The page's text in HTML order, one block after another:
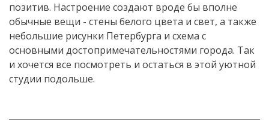
позитив. Настроение создают вроде бы вполне
обычные вещи - стены белого цвета и свет, а также
небольшие рисунки Петербурга и схема с
основными достопримечательностями города. Так
и хочется все посмотреть и остаться в этой уютной
студии подольше.